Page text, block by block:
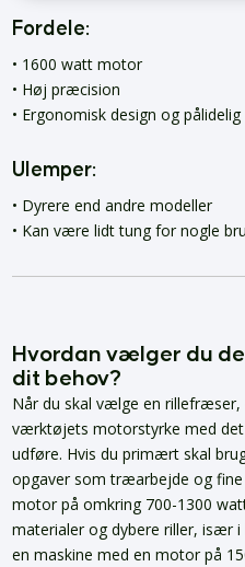
Fordele:
• 1600 watt motor
• Høj præcision
• Ergonomisk design og pålidelig
Ulemper:
• Dyrere end andre modeller
• Kan være lidt tung for nogle
Hvordan vælger du
dit behov?
Når du skal vælge en
værktøjets motorstyrke med
udføre. Hvis du primært skal
opgaver som træarbejde og
motor på omkring 700-1300
materialer og dybere riller, især
en maskine med en motor på